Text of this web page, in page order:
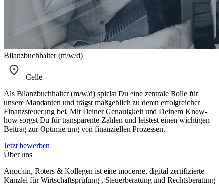
Bilanzbuchhalter (m/w/d)
Celle
Als Bilanzbuchhalter (m/w/d) spielst Du eine zentrale Rolle für
unsere Mandanten und trägst maßgeblich zu deren erfolgreicher
Finanzsteuerung bei. Mit Deiner Genauigkeit und Deinem Know-
how sorgst Du für transparente Zahlen und leistest einen wichtigen
Beitrag zur Optimierung von finanziellen Prozessen.
Jetzt bewerben
Über uns
Anochin, Roters & Kollegen ist eine moderne, digital zertifizierte
Kanzlei für Wirtschaftsprüfung , Steuerberatung und Rechtsberatung